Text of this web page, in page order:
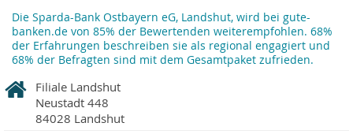
Die Sparda-Bank Ostbayern eG, Landshut, wird bei gute-
banken.de von 85% der Bewertenden weiterempfohlen. 68%
der Erfahrungen beschreiben sie als regional engagiert und
68% der Befragten sind mit dem Gesamtpaket zufrieden.
Filiale Landshut
Neustadt 448
84028 Landshut